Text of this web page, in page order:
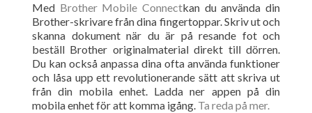
Med Brother Mobile Connectkan du använda din
Brother-skrivare från dina fingertoppar. Skriv ut och
skanna dokument när du är på resande fot och
beställ Brother originalmaterial direkt till dörren.
Du kan också anpassa dina ofta använda funktioner
och låsa upp ett revolutionerande sätt att skriva ut
från din mobila enhet. Ladda ner appen på din
mobila enhet för att komma igång. Ta reda på mer.